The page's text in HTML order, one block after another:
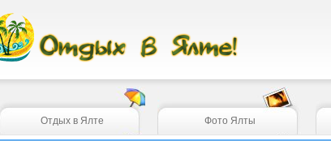
Отдых в Ялте Фото Ялты